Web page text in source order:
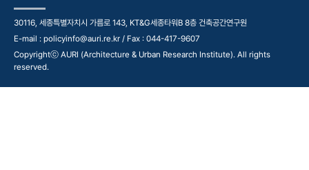
30116, 세종특별자치시 가름로 143, KT&G세종타워B 8층 건축공간연구원
E-mail : policyinfo@auri.re.kr / Fax : 044-417-9607
Copyrightⓒ AURI (Architecture & Urban Research Institute). All rights
reserved.